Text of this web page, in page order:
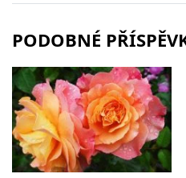
PODOBNÉ